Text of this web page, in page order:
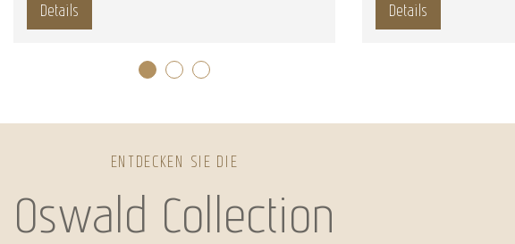
Details Details
ENTDECKEN SIE DIE
Oswald Collection